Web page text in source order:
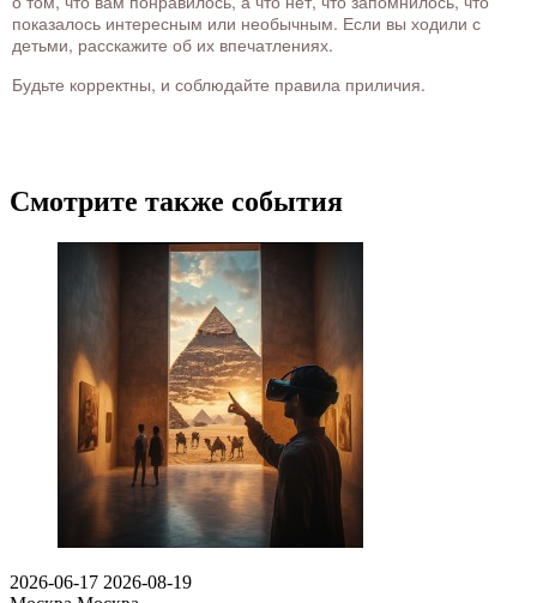
показалось интересным или необычным. Если вы ходили с
детьми, расскажите об их впечатлениях.
Будьте корректны, и соблюдайте правила приличия.
Смотрите также события
2026-06-17 2026-08-19